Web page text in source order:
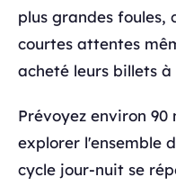
plus grandes
courtes attentes
acheté leurs billets à
Prévoyez environ
explorer l'ensemble
cycle jour-nuit se